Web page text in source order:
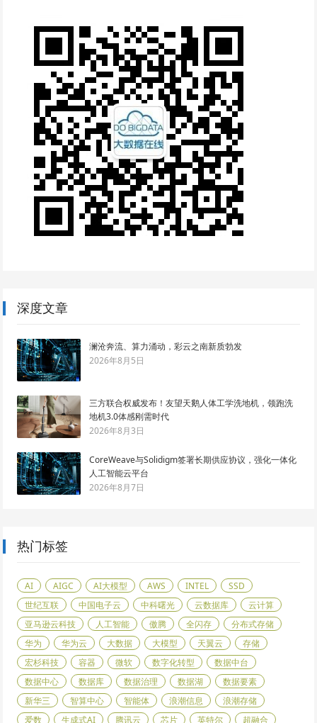
深度文章
澜沧奔流、算力涌动，彩云之南新质勃发
2026年8月5日
三方联合权威发布！友望天鹅人体工学洗地机，领跑洗
地机3.0体感刚需时代
2026年8月3日
CoreWeave与Solidigm签署长期供应协议，强化一体化
人工智能云平台
2026年8月7日
热门标签
AI AIGC AI大模型 AWS INTEL
SSD
世纪互联
中国电子云 中科曙光 云数据库
云计算
亚马逊云科技
人工智能 傲腾 全闪存
分布式存储
华为
华为云 大数据 大模型 天翼云
存储
宏杉科技
容器 微软 数字化转型
数据中台
数据中心
数据库 数据治理 数据湖
数据要素
新华三
智算中心 智能体 浪潮信息
浪潮存储
爱数
生成式AI 腾讯云 芯片 英特尔 超融合